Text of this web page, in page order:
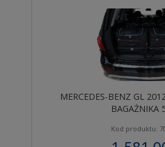
MERCEDES-BENZ GL
BAGAŻNIKA
Kod produktu: